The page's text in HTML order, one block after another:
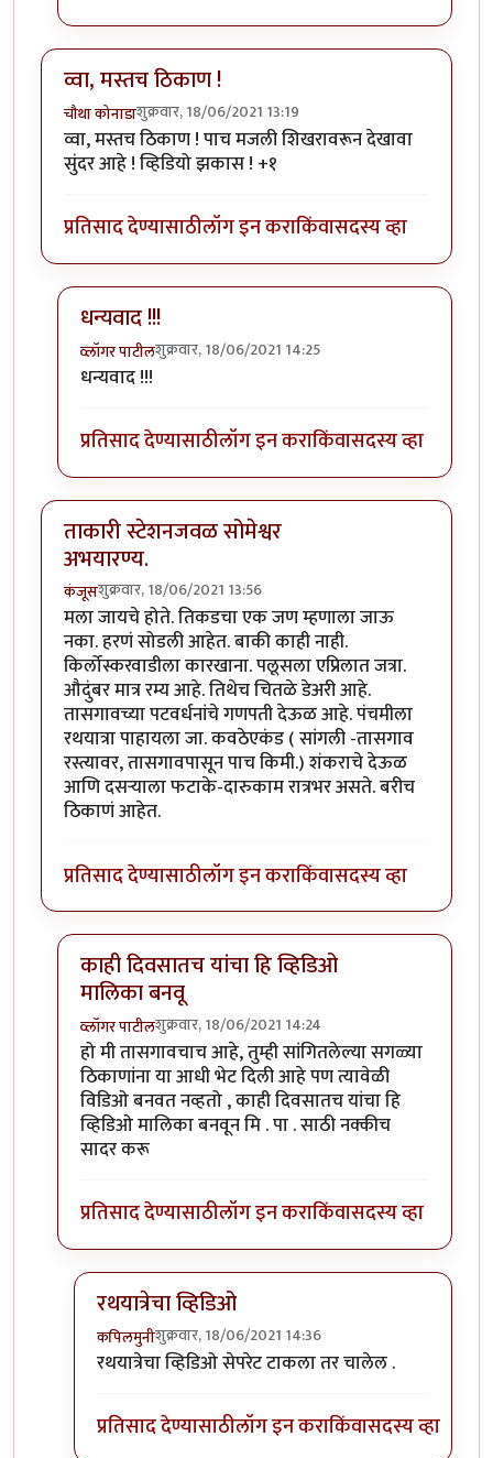
व्वा, मस्तच ठिकाण !
चौथा कोनाडाशुक्रवार, 18/06/2021 13:19
व्वा, मस्तच ठिकाण ! पाच मजली शिखरावरून देखावा
सुंदर आहे ! व्हिडियो झकास ! +१
प्रतिसाद देण्यासाठीलॉग इन कराकिंवासदस्य व्हा
धन्यवाद !!!
व्लॉगर पाटीलशुक्रवार, 18/06/2021 14:25
In reply to
धन्यवाद !!!
प्रतिसाद देण्यासाठीलॉग इन कराकिंवासदस्य व्हा
ताकारी स्टेशनजवळ सोमेश्वर
अभयारण्य.
कंजूसशुक्रवार, 18/06/2021 13:56
मला जायचे होते. तिकडचा एक जण म्हणाला जाऊ
नका. हरणं सोडली आहेत. बाकी काही नाही.
किर्लोस्करवाडीला कारखाना. पलूसला एप्रिलात जत्रा.
औदुंबर मात्र रम्य आहे. तिथेच चितळे डेअरी आहे.
तासगावच्या पटवर्धनांचे गणपती देऊळ आहे. पंचमीला
रथयात्रा पाहायला जा. कवठेएकंड ( सांगली -तासगाव
रस्त्यावर, तासगावपासून पाच किमी.) शंकराचे देऊळ
आणि दसऱ्याला फटाके-दारुकाम रात्रभर असते. बरीच
ठिकाणं आहेत.
प्रतिसाद देण्यासाठीलॉग इन कराकिंवासदस्य व्हा
काही दिवसातच यांचा हि व्हिडिओ
मालिका बनवू
व्लॉगर पाटीलशुक्रवार, 18/06/2021 14:24
In reply toताकारी स्टेशनजवळ सोमेश्वर अभयारण्य.
हो मी तासगावचाच आहे, तुम्ही सांगितलेल्या सगळ्या
ठिकाणांना या आधी भेट दिली आहे पण त्यावेळी
विडिओ बनवत नव्हतो , काही दिवसातच यांचा हि
व्हिडिओ मालिका बनवून मि . पा . साठी नक्कीच
सादर करू
प्रतिसाद देण्यासाठीलॉग इन कराकिंवासदस्य व्हा
रथयात्रेचा व्हिडिओ
कपिलमुनीशुक्रवार, 18/06/2021 14:36
In reply toकाही दिवसातच यांचा हि व्हिडिओ मालिका
रथयात्रेचा व्हिडिओ सेपरेट टाकला तर चालेल .
प्रतिसाद देण्यासाठीलॉग इन कराकिंवासदस्य व्हा